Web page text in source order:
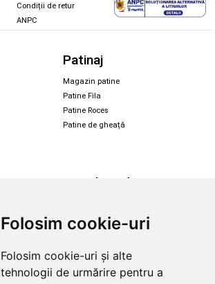
Folosim cookie-uri
Folosim cookie-uri și alte
tehnologii de urmărire pentru a
Condiții de retur
ANPC
Patinaj
Magazin patine
Patine Fila
Patine Roces
Patine de gheață
Snowboard
Echipament snowboard
Legături Rome SDS
Skate & longboard